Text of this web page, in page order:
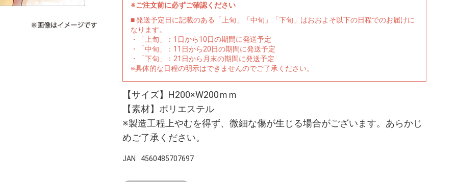
※ご注文前に必ずご確認ください
■ 発送予定日に記載のある「上旬」「中旬」「下旬」はおおよそ以下の日程でのお届けに
なります。
・「上旬」：1日から10日の期間に発送予定
・「中旬」：11日から20日の期間に発送予定
・「下旬」：21日から月末の期間に発送予定
※具体的な日程の明示はできませんのでご了承ください。
【サイズ】H200×W200ｍｍ
【素材】ポリエステル
※製造工程上やむを得ず、微細な傷が生じる場合がございます。あらかじ
めご了承ください。
JAN 4560485707697